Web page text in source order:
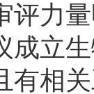
评力
成立
有相